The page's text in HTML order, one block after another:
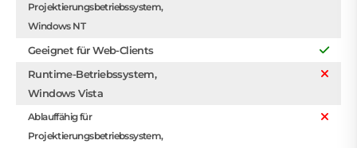
Projektierungsbetriebssystem,
Windows NT
Geeignet für Web-Clients
Runtime-Betriebssystem,
Windows Vista
Ablauffähig für
Projektierungsbetriebssystem,